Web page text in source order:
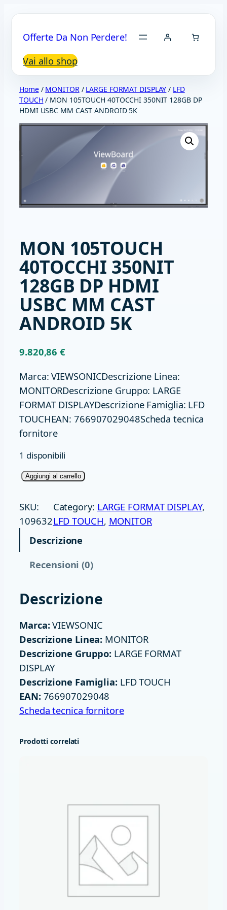
contenuto
Offerte Da Non Perdere!
Vai allo shop
Home/ MONITOR / LARGE FORMAT DISPLAY / LFD
TOUCH / MON 105TOUCH 40TOCCHI 350NIT 128GB DP
HDMI USBC MM CAST ANDROID 5K
MON 105TOUCH
40TOCCHI 350NIT
128GB DP HDMI
USBC MM CAST
ANDROID 5K
9.820,86€
Marca: VIEWSONICDescrizione Linea:
MONITORDescrizione Gruppo: LARGE
FORMAT DISPLAYDescrizione Famiglia: LFD
TOUCHEAN: 766907029048Scheda tecnica
fornitore
1 disponibili
M
N
1
U
C
H
4
0
T
O
C
C
H
3
Aggiungi al carrello
SKU:
109632
Category: LARGE FORMAT DISPLAY
LFD TOUCH, MONITOR
Descrizione
Recensioni (0)
Descrizione
Marca:VIEWSONIC
Descrizione Linea: MONITOR
Descrizione Gruppo: LARGE FORMAT
DISPLAY
Descrizione Famiglia:LFD TOUCH
EAN:766907029048
Scheda tecnica fornitore
Prodotti correlati